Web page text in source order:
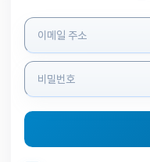
로그인 정보 입력